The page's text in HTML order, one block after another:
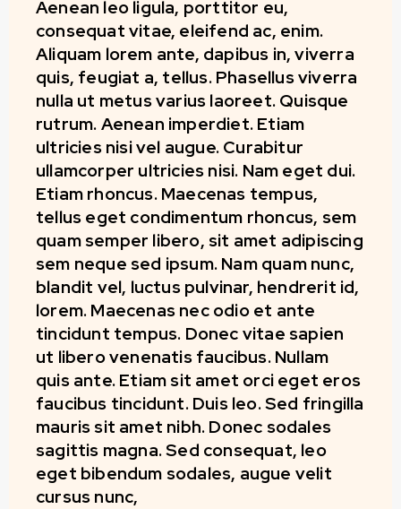
Aenean leo ligula, porttitor eu,
consequat vitae, eleifend ac, enim.
Aliquam lorem ante, dapibus in, viverra
quis, feugiat a, tellus. Phasellus viverra
nulla ut metus varius laoreet. Quisque
rutrum. Aenean imperdiet. Etiam
ultricies nisi vel augue. Curabitur
ullamcorper ultricies nisi. Nam eget dui.
Etiam rhoncus. Maecenas tempus,
tellus eget condimentum rhoncus, sem
quam semper libero, sit amet adipiscing
sem neque sed ipsum. Nam quam nunc,
blandit vel, luctus pulvinar, hendrerit id,
lorem. Maecenas nec odio et ante
tincidunt tempus. Donec vitae sapien
ut libero venenatis faucibus. Nullam
quis ante. Etiam sit amet orci eget eros
faucibus tincidunt. Duis leo. Sed fringilla
mauris sit amet nibh. Donec sodales
sagittis magna. Sed consequat, leo
eget bibendum sodales, augue velit
cursus nunc,